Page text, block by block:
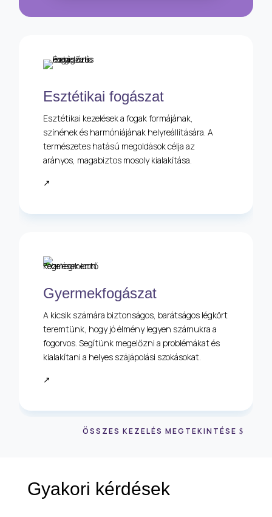
Esztétikai fogászat
Esztétikai kezelések a fogak formájának,
színének és harmóniájának helyreállítására. A
természetes hatású megoldások célja az
arányos, magabiztos mosoly kialakítása.
↗
Gyermekfogászat
A kicsik számára biztonságos, barátságos légkört
teremtünk, hogy jó élmény legyen számukra a
fogorvos. Segítünk megelőzni a problémákat és
kialakítani a helyes szájápolási szokásokat.
↗
ÖSSZES KEZELÉS MEGTEKINTÉSE
Gyakori kérdések